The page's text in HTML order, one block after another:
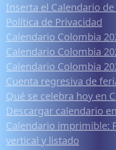
Inserta el Calendario
Política de Privacidad
Calendario Colombia
Calendario Colombia
Calendario Colombia
Cuenta regresiva de
Qué se celebra hoy en
Descargar calendario
Calendario imprimible:
vertical y listado